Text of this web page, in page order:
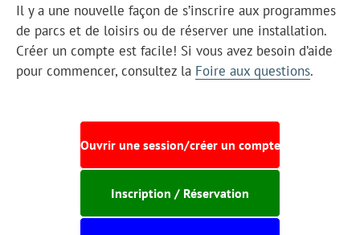
Il y a une nouvelle façon de s’inscrire aux programmes
de parcs et de loisirs ou de réserver une installation.
Créer un compte est facile! Si vous avez besoin d’aide
pour commencer, consultez la Foire aux questions.
Ouvrir une session/créer un compte
Inscription / Réservation